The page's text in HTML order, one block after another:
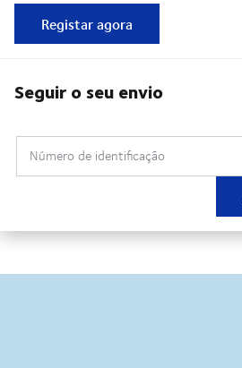
Registar agora
Seguir o seu envio
Número de identificação